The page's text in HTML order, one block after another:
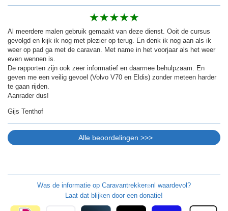
Al meerdere malen gebruik gemaakt van deze dienst. Ooit de cursus
gevolgd en kijk ik nog met plezier op terug. En denk ik nog aan als ik
weer op pad ga met de caravan. Met name in het voorjaar als het weer
even wennen is.
De rapporten zijn ook zeer informatief en daarmee behulpzaam. En
geven me een veilig gevoel (Volvo V70 en Eldis) zonder meteen harder
te gaan rijden.
Aanrader dus!
Gijs Tenthof
Was de informatie op Caravantrekker🙂nl waardevol?
Laat dat blijken door een donatie!